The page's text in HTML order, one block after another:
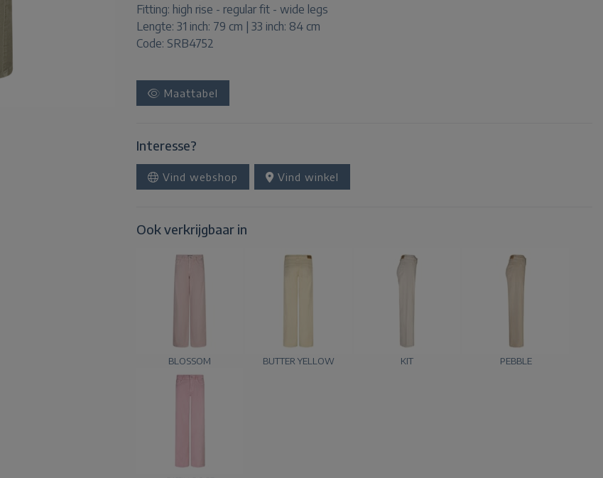
Fitting: high rise - regular fit - wide legs
Lengte: 31 inch: 79 cm | 33 inch: 84 cm
Code: SRB4752
Maattabel
Interesse?
Vind webshop Vind winkel
Ook verkrijgbaar in
BLOSSOM BUTTER YELLOW KIT PEBBLE